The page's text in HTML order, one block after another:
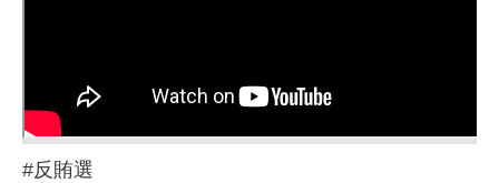
#反賄選